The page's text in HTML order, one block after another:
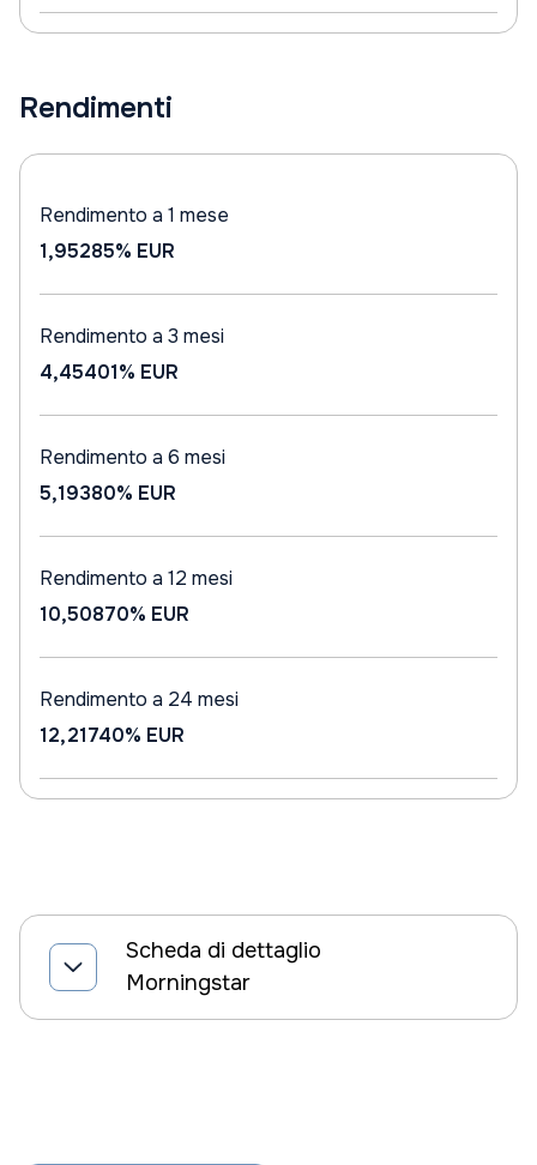
Rendimenti
Rendimento a 1 mese
1,95285% EUR
Rendimento a 3 mesi
4,45401% EUR
Rendimento a 6 mesi
5,19380% EUR
Rendimento a 12 mesi
10,50870% EUR
Rendimento a 24 mesi
12,21740% EUR
Scheda di dettaglio
Morningstar